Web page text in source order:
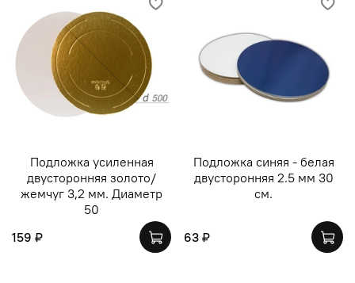
Подложка усиленная
двусторонняя золото/
жемчуг 3,2 мм. Диаметр
50
159 ₽
Подложка синяя - белая
двусторонняя 2.5 мм 30
см.
63 ₽